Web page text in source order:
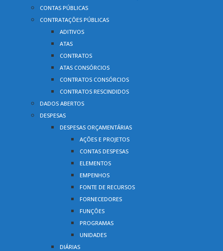
CONTAS PÚBLICAS
CONTRATAÇÕES PÚBLICAS
ADITIVOS
ATAS
CONTRATOS
ATAS CONSÓRCIOS
CONTRATOS CONSÓRCIOS
CONTRATOS RESCINDIDOS
DADOS ABERTOS
DESPESAS
DESPESAS ORÇAMENTÁRIAS
AÇÕES E PROJETOS
CONTAS DESPESAS
ELEMENTOS
EMPENHOS
FONTE DE RECURSOS
FORNECEDORES
FUNÇÕES
PROGRAMAS
UNIDADES
DIÁRIAS